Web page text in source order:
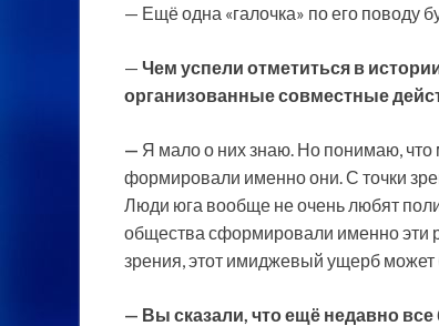
— Ещё одна «галочка» по его поводу
— Чем успели отметиться в
организованные совместные
— Я мало о них знаю. Но понимаю,
формировали именно они. С точки
Люди юга вообще не очень любят
общества сформировали именно эти
зрения, этот имиджевый ущерб
— Вы сказали, что ещё недавно